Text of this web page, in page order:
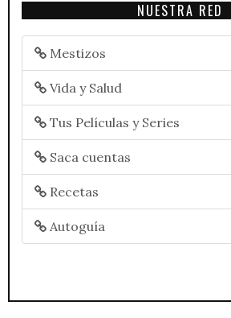
NUESTRA RED
Mestizos
Vida y Salud
Tus Películas y Series
Saca cuentas
Recetas
Autoguía